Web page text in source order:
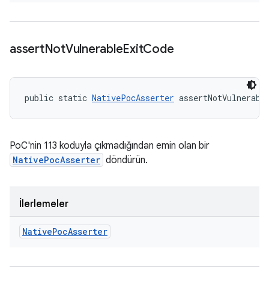
assertNotVulnerableExitCode
public static NativePocAsserter
PoC'nin 113 koduyla çıkmadığından emin olan bir
NativePocAsserter döndürün.
İlerlemeler
NativePocAsserter